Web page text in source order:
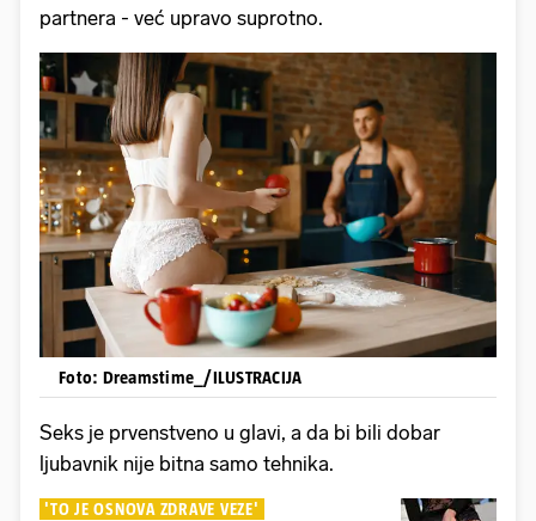
partnera - već upravo suprotno.
Foto: Dreamstime_/ILUSTRACIJA
Seks je prvenstveno u glavi, a da bi bili dobar
ljubavnik nije bitna samo tehnika.
'TO JE OSNOVA ZDRAVE VEZE'